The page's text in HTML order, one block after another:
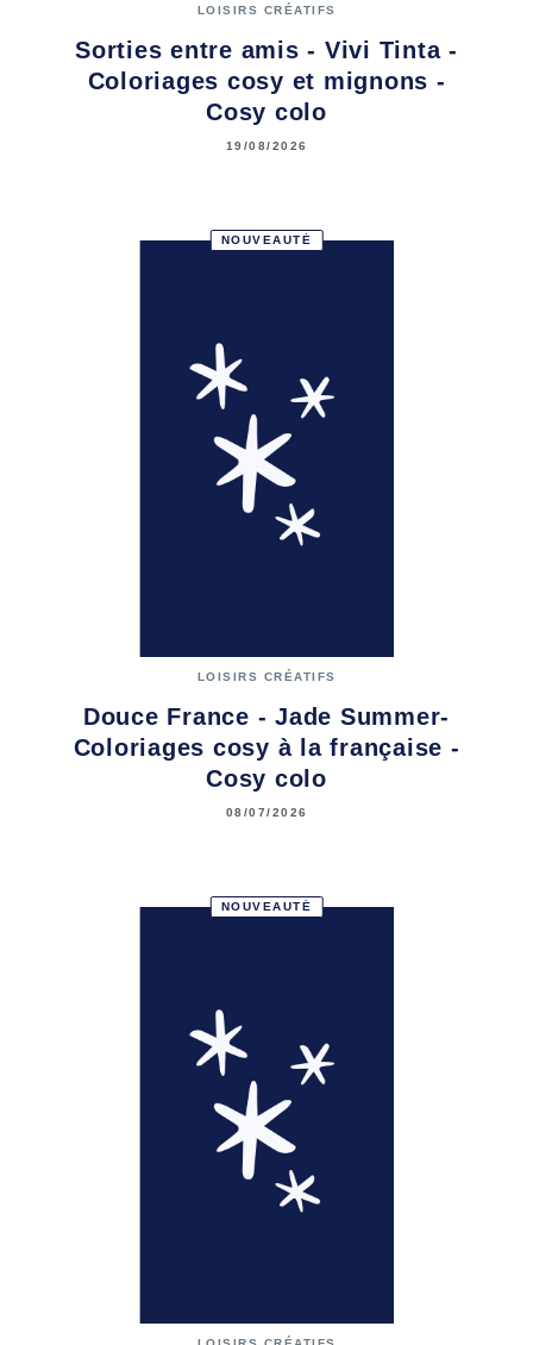
LOISIRS CRÉATIFS
Sorties entre amis - Vivi Tinta -
Coloriages cosy et mignons -
Cosy colo
19/08/2026
NOUVEAUTÉ
LOISIRS CRÉATIFS
Douce France - Jade Summer-
Coloriages cosy à la française -
Cosy colo
08/07/2026
NOUVEAUTÉ